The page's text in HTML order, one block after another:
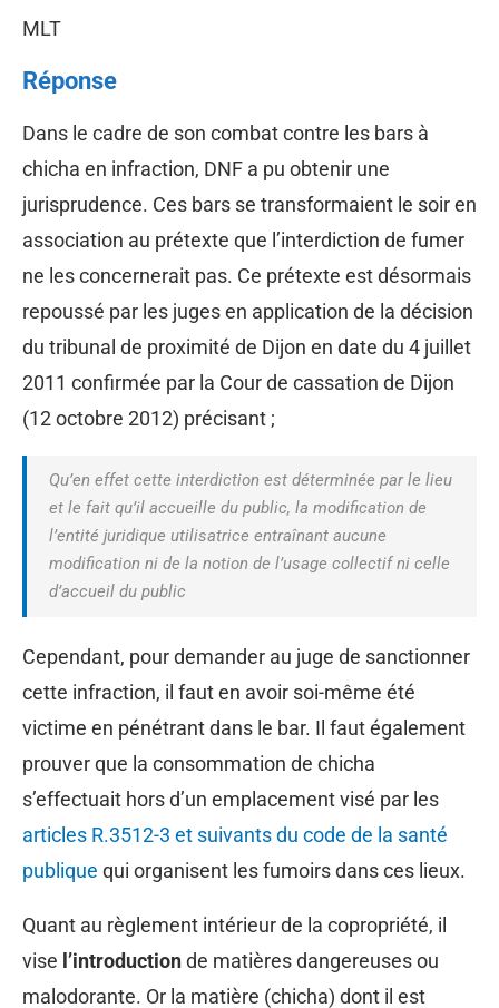
MLT
Réponse
Dans le cadre de son combat contre les bars à
chicha en infraction, DNF a pu obtenir une
jurisprudence. Ces bars se transformaient le soir en
association au prétexte que l’interdiction de fumer
ne les concernerait pas. Ce prétexte est désormais
repoussé par les juges en application de la décision
du tribunal de proximité de Dijon en date du 4 juillet
2011 confirmée par la Cour de cassation de Dijon
(12 octobre 2012) précisant ;
Qu’en effet cette interdiction est déterminée par le lieu
et le fait qu’il accueille du public, la modification de
l’entité juridique utilisatrice entraînant aucune
modification ni de la notion de l’usage collectif ni celle
d’accueil du public
Cependant, pour demander au juge de sanctionner
cette infraction, il faut en avoir soi-même été
victime en pénétrant dans le bar. Il faut également
prouver que la consommation de chicha
s’effectuait hors d’un emplacement visé par les
articles R.3512-3 et suivants du code de la santé
publique qui organisent les fumoirs dans ces lieux.
Quant au règlement intérieur de la copropriété, il
vise l’introductionde matières dangereuses ou
malodorante. Or la matière (chicha) dont il est